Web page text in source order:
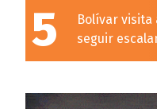
5
Bolívar visita
seguir